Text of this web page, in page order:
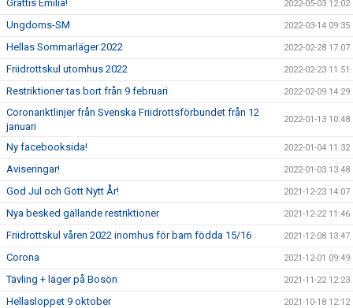
Grattis Emilia! 2022-05-03 12:02
Ungdoms-SM 2022-03-14 09:35
Hellas Sommarläger 2022 2022-02-28 17:07
Friidrottskul utomhus 2022 2022-02-23 11:51
Restriktioner tas bort från 9 februari 2022-02-09 14:29
Coronariktlinjer från Svenska Friidrottsförbundet från 12
januari
2022-01-13 10:48
Ny facebooksida! 2022-01-04 11:32
Aviseringar! 2022-01-03 13:48
God Jul och Gott Nytt År! 2021-12-23 14:07
Nya besked gällande restriktioner 2021-12-22 11:46
Friidrottskul våren 2022 inomhus för barn födda 15/16 2021-12-08 13:47
Corona 2021-12-01 09:49
Tävling + läger på Bosön 2021-11-22 12:23
Hellasloppet 9 oktober 2021-10-18 12:12